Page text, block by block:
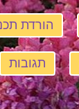
הורדת
תגובות